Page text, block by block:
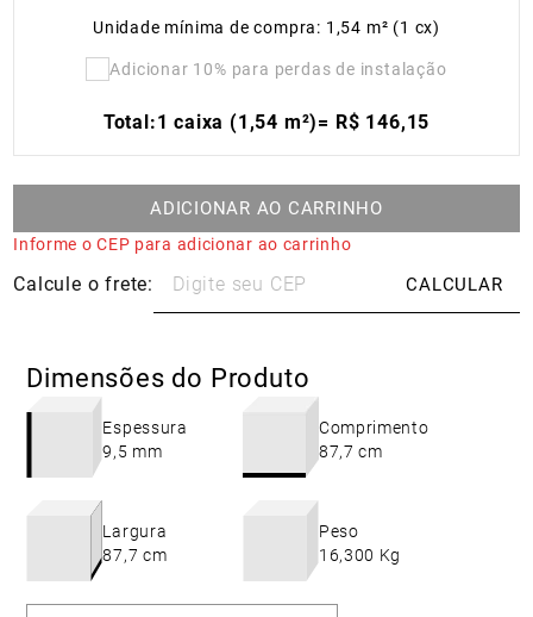
Unidade mínima de compra: 1,54 m² (1 cx)
Adicionar 10% para perdas de instalação
Total:1 caixa (1,54 m²)= R$ 146,15
ADICIONAR AO CARRINHO
Informe o CEP para adicionar ao carrinho
Dimensões do Produto
Espessura
9,5 mm
Comprimento
87,7 cm
Largura
87,7 cm
Peso
16,300 Kg